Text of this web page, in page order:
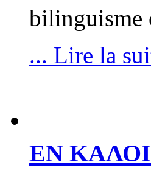
bilinguisme
... Lire la
ΕΝ